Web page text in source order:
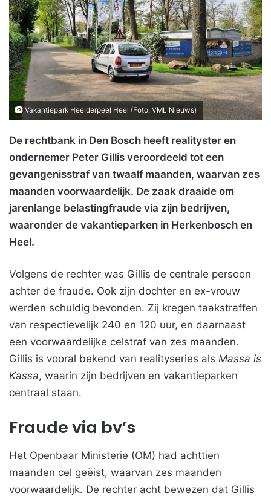
Vakantiepark Heelderpeel Heel (Foto: VML Nieuws)
De rechtbank in Den Bosch heeft realityster en
ondernemer Peter Gillis veroordeeld tot een
gevangenisstraf van twaalf maanden, waarvan zes
maanden voorwaardelijk. De zaak draaide om
jarenlange belastingfraude via zijn bedrijven,
waaronder de vakantieparken in Herkenbosch en
Heel.
Volgens de rechter was Gillis de centrale persoon
achter de fraude. Ook zijn dochter en ex-vrouw
werden schuldig bevonden. Zij kregen taakstraffen
van respectievelijk 240 en 120 uur, en daarnaast
een voorwaardelijke celstraf van zes maanden.
Gillis is vooral bekend van realityseries als Massa is
Kassa, waarin zijn bedrijven en vakantieparken
centraal staan.
Fraude via bv’s
Het Openbaar Ministerie (OM) had achttien
maanden cel geëist, waarvan zes maanden
voorwaardelijk. De rechter acht bewezen dat Gillis